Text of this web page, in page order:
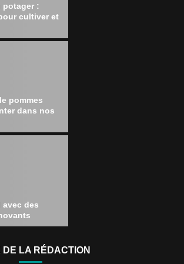
potager :
cultiver et
pommes
dans nos
avec des
DE LA RÉDACTION